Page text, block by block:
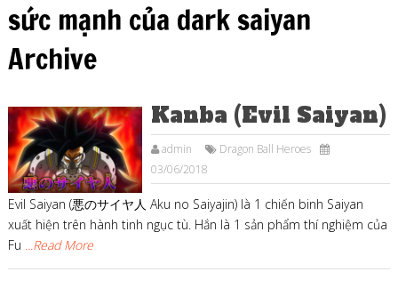
sức mạnh của dark saiyan
Archive
Kanba (Evil Saiyan)
admin
Dragon Ball Heroes
03/06/2018
Evil Saiyan (悪のサイヤ人 Aku no Saiyajin) là 1 chiến binh Saiyan
xuất hiện trên hành tinh ngục tù. Hắn là 1 sản phẩm thí nghiệm của
Fu ...Read More